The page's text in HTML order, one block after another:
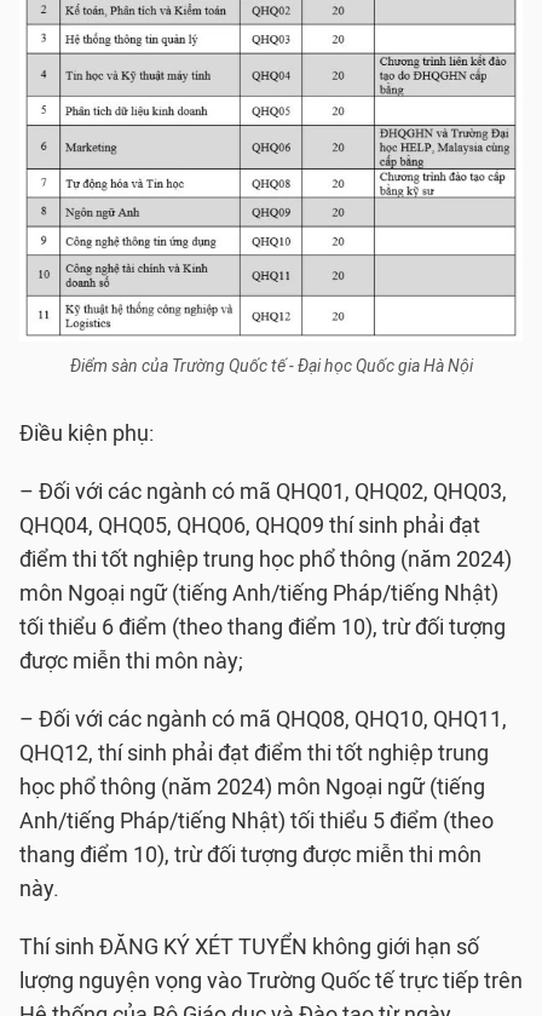
Điểm sàn của Trường Quốc tế - Đại học Quốc gia Hà Nội
Điều kiện phụ:
– Đối với các ngành có mã QHQ01, QHQ02, QHQ03,
QHQ04, QHQ05, QHQ06, QHQ09 thí sinh phải đạt
điểm thi tốt nghiệp trung học phổ thông (năm 2024)
môn Ngoại ngữ (tiếng Anh/tiếng Pháp/tiếng Nhật)
tối thiểu 6 điểm (theo thang điểm 10), trừ đối tượng
được miễn thi môn này;
– Đối với các ngành có mã QHQ08, QHQ10, QHQ11,
QHQ12, thí sinh phải đạt điểm thi tốt nghiệp trung
học phổ thông (năm 2024) môn Ngoại ngữ (tiếng
Anh/tiếng Pháp/tiếng Nhật) tối thiểu 5 điểm (theo
thang điểm 10), trừ đối tượng được miễn thi môn
này.
Thí sinh ĐĂNG KÝ XÉT TUYỂN không giới hạn số
lượng nguyện vọng vào Trường Quốc tế trực tiếp trên